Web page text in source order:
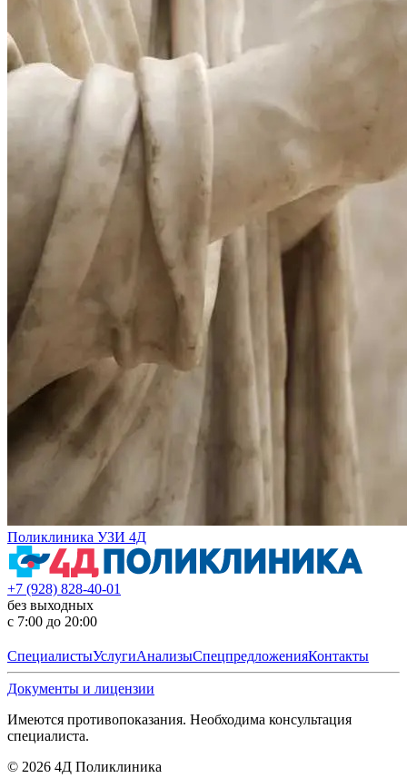
Поликлиника УЗИ 4Д
+7 (928) 828-40-01
без выходных
с 7:00 до 20:00
СпециалистыУслугиАнализыСпецпредложенияКонтакты
Документы и лицензии
Имеются противопоказания. Необходима консультация
специалиста.
© 2026 4Д Поликлиника